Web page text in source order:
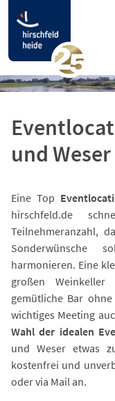
und Weser
Eine Top
hirschfeld.de
Teilnehmeranzahl,
Sonderwünsche
harmonieren. Eine
großen
gemütliche Bar
wichtiges Meeting
Wahl der idealen
und Weser etwas
kostenfrei und
oder via Mail an.